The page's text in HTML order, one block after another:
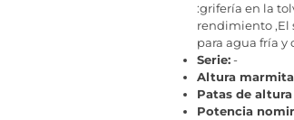
:grifería en la
rendimiento ,El
para agua fría y
Serie:-
Altura
Patas de
Potencia